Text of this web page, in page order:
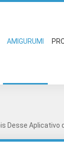
AMIGURUMI
Desse